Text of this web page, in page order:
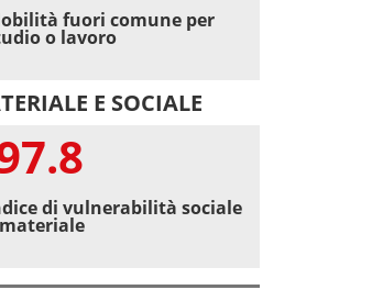
fuori comune per
o lavoro
E SOCIALE
di vulnerabilità sociale